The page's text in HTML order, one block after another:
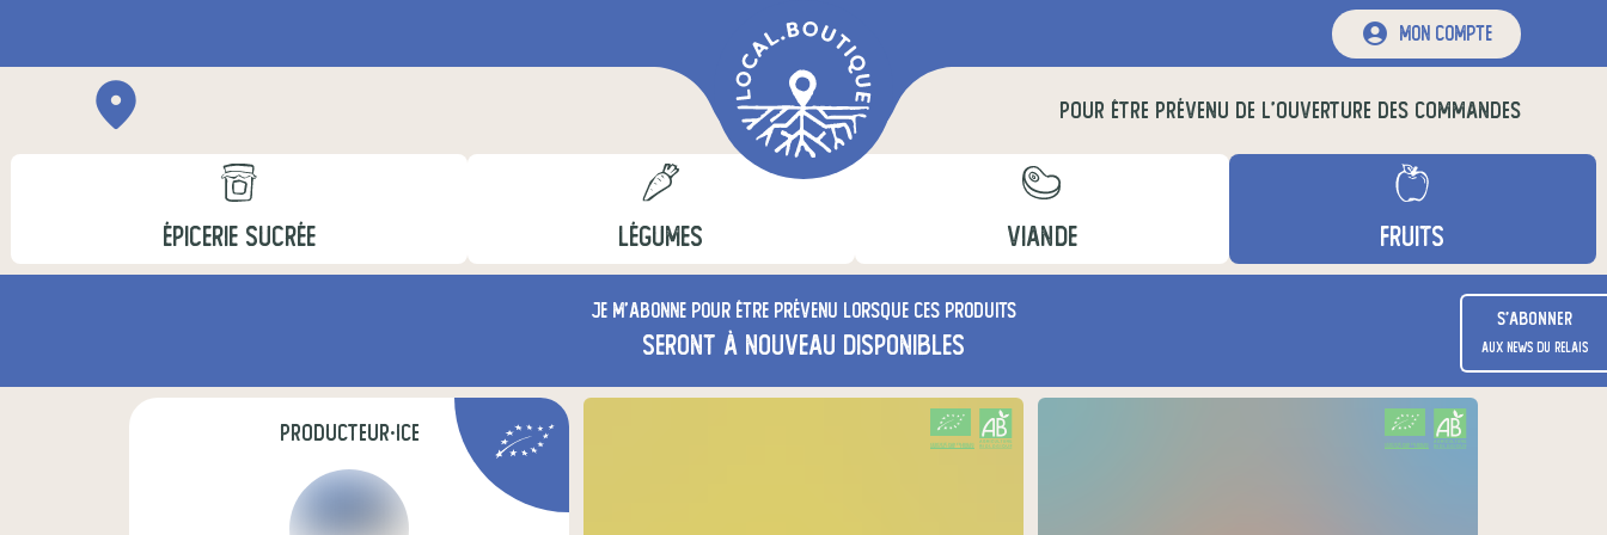
mon compte
POUR ÊTRE PRÉVENU DE L'OUVERTURE DES COMMANDES
ÉPICERIE SUCRÉE LÉGUMES VIANDE FRUITS
Je m'abonne pour être prévenu lorsque ces produits
seront à nouveau disponibles
S'abonner
aux news du relais
producteur·ice CERTIFIÉ PAR FR-BIO-01
AGRICULTURE FRANCE CERTIFIÉ PAR FR-BIO-01
AGRICULTURE FRANCE